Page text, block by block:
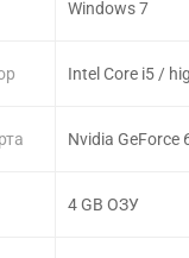
Windows 7
Intel Core i5 /
Nvidia GeForce
4 GB ОЗУ